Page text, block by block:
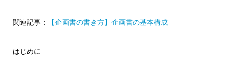
関連記事： 【企画書の書き方】企画書の基本構成
はじめに